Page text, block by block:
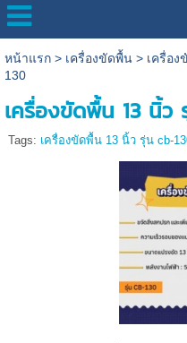
หน้าแรก> เครื่องขัดพื้น> เครื่อ
130
เครื่องขัดพื้น 13 นิ้ว
Tags: เครื่องขัดพื้น 13 นิ้ว รุ่น cb-